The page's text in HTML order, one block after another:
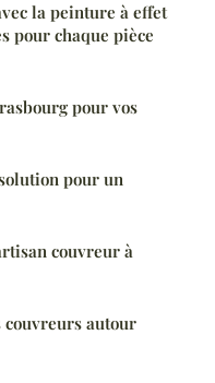
la peinture à effet
pour chaque pièce
pour vos
pour un
couvreur à
couvreurs autour